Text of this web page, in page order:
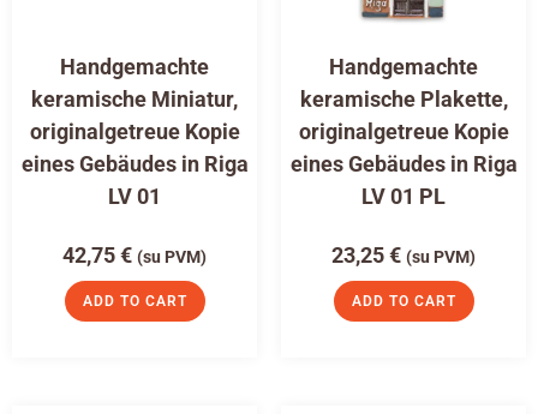
Handgemachte
keramische Miniatur,
originalgetreue Kopie
eines Gebäudes in Riga
LV 01
42,75€ (su PVM)
ADD TO CART
Handgemachte
keramische Plakette,
originalgetreue Kopie
eines Gebäudes in Riga
LV 01 PL
23,25€ (su PVM)
ADD TO CART